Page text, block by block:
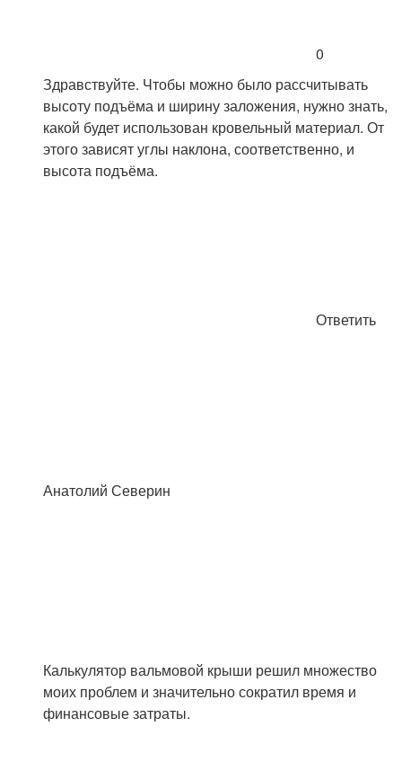
0
Здравствуйте. Чтобы можно было рассчитывать
высоту подъёма и ширину заложения, нужно знать,
какой будет использован кровельный материал. От
этого зависят углы наклона, соответственно, и
высота подъёма.
Ответить
Анатолий Северин
Калькулятор вальмовой крыши решил множество
моих проблем и значительно сократил время и
финансовые затраты.